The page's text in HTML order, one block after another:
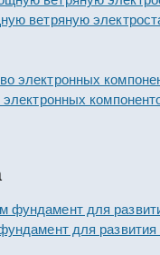
ветряную
для развития